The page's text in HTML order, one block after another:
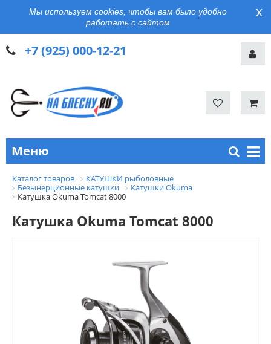
Мы используем cookies, чтобы вам было удобно
работать с сайтом
x
+7 (925) 000-12-21
Меню
Каталог товаров
КАТУШКИ рыболовные
Безынерционные катушки
Катушки Okuma
Катушка Okuma Tomcat 8000
Катушка Okuma Tomcat 8000